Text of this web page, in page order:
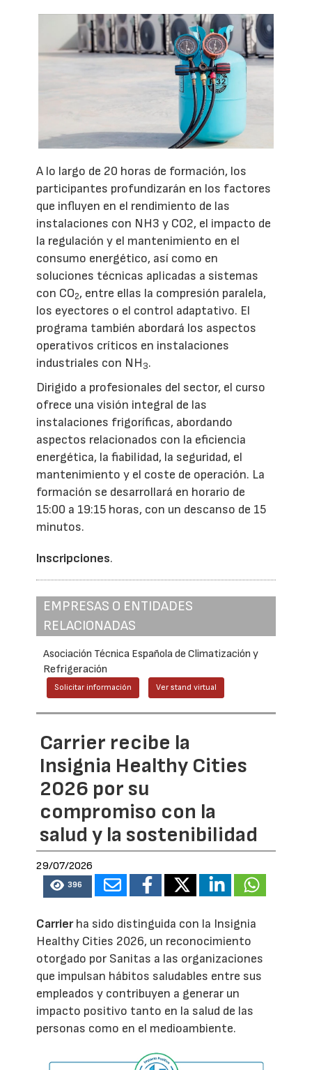
A lo largo de 20 horas de formación, los
participantes profundizarán en los factores
que influyen en el rendimiento de las
instalaciones con NH3 y CO2, el impacto de
la regulación y el mantenimiento en el
consumo energético, así como en
soluciones técnicas aplicadas a sistemas
con CO2, entre ellas la compresión paralela,
los eyectores o el control adaptativo. El
programa también abordará los aspectos
operativos críticos en instalaciones
industriales con NH3.
Dirigido a profesionales del sector, el curso
ofrece una visión integral de las
instalaciones frigoríficas, abordando
aspectos relacionados con la eficiencia
energética, la fiabilidad, la seguridad, el
mantenimiento y el coste de operación. La
formación se desarrollará en horario de
15:00 a 19:15 horas, con un descanso de 15
minutos.
Inscripciones.
EMPRESAS O ENTIDADES
RELACIONADAS
Asociación Técnica Española de Climatización y
Refrigeración
Solicitar información Ver stand virtual
Carrier recibe la
Insignia Healthy Cities
2026 por su
compromiso con la
salud y la sostenibilidad
29/07/2026
396
Carrierha sido distinguida con la Insignia
Healthy Cities 2026, un reconocimiento
otorgado por Sanitas a las organizaciones
que impulsan hábitos saludables entre sus
empleados y contribuyen a generar un
impacto positivo tanto en la salud de las
personas como en el medioambiente.